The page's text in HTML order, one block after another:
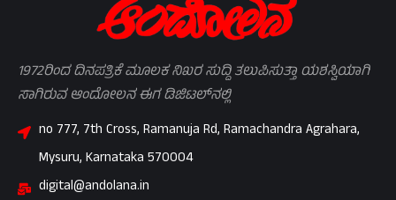
1972ರಿಂದ ದಿನಪತ್ರಿಕೆ ಮೂಲಕ ನಿಖರ ಸುದ್ದಿ ತಲುಪಿಸುತ್ತಾ ಯಶಸ್ವಿಯಾಗಿ
ಸಾಗಿರುವ ಆಂದೋಲನ ಈಗ ಡಿಜಿಟಲ್‌ನಲ್ಲಿ
no 777, 7th Cross, Ramanuja Rd, Ramachandra Agrahara,
Mysuru, Karnataka 570004
digital@andolana.in